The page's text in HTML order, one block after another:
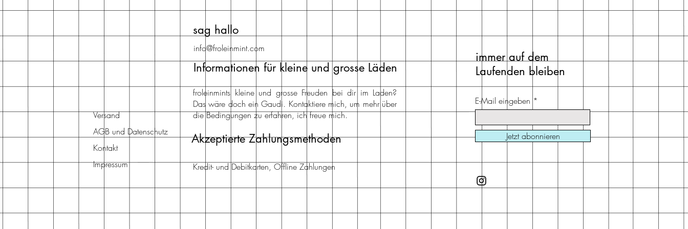
info@froleinmint.com
Kredit- und Debitkarten, Offline Zahlungen
Versand
AGB und Datenschutz
Kontakt
Impressum
immer auf dem
Laufenden bleiben
E-Mail eingeben
Jetzt abonnieren
Informationen für kleine und grosse Läden
froleinmints kleine und grosse Freuden bei dir im Laden?
Das wäre doch ein Gaudi. Kontaktiere mich, um mehr über
die Bedingungen zu erfahren, ich freue mich.
Akzeptierte Zahlungsmethoden
sag hallo